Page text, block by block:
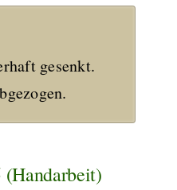
gesenkt.
(Handarbeit)